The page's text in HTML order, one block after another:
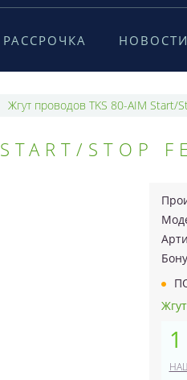
РАССРОЧКА НОВОСТИ
Жгут проводов TKS 80-AIM Start/
STOP